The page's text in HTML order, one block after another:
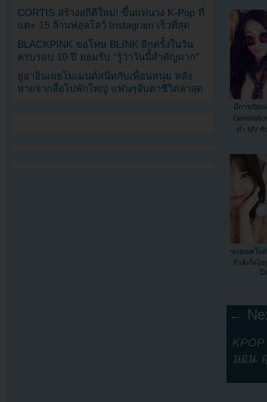
มีการเปิดเ
ทำ MV กั
ซงฮเยคโย
กำลังใจไ
←
นอน,
CORTIS สร้างสถิติใหม่! ขึ้นแท่นวง K-Pop ที่
แตะ 15 ล้านฟอลโลว์ Instagram เร็วที่สุด
BLACKPINK ขอโทษ BLINK อีกครั้งในวัน
ครบรอบ 10 ปี ยอมรับ “รู้ว่าวันนี้สำคัญมาก”
ยูอาอินเผยโมเมนต์สนิทกับเพื่อนหนุ่ม หลัง
หายจากสื่อไปพักใหญ่ แฟนๆจับตาชีวิตล่าสุด